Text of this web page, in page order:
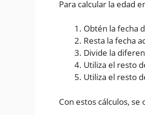
Para calcular la edad
Obtén la fecha
Resta la fecha
Divide la
Utiliza el resto
Utiliza el resto
Con estos cálculos,